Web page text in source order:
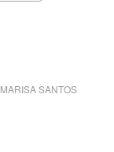
MARISA SANTOS